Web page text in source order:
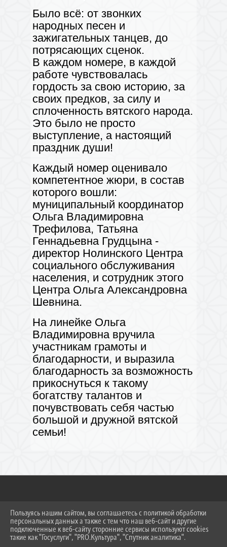
Было всё: от звонких
народных песен и
зажигательных танцев, до
потрясающих сценок.
В каждом номере, в каждой
работе чувствовалась
гордость за свою историю, за
своих предков, за силу и
сплоченность вятского народа.
Это было не просто
выступление, а настоящий
праздник души!
Каждый номер оценивало
компетентное жюри, в состав
которого вошли:
муниципальный координатор
Ольга Владимировна
Трефилова, Татьяна
Геннадьевна Грудцына -
директор Нолинского Центра
социального обслуживания
населения, и сотрудник этого
Центра Ольга Александровна
Шевнина.
На линейке Ольга
Владимировна вручила
участникам грамоты и
благодарности, и выразила
благодарность за возможность
прикоснуться к такому
богатству талантов и
почувствовать себя частью
большой и дружной вятской
семьи!
2026 Г. NPT-NOLINSK.RU
ВХОД
КАРТА САЙТА
ПОЛИТИКА ОБРАБОТКИ ПЕРСОНАЛЬНЫХ
Пользуясь нашим сайтом, вы соглашаетесь с политикой обработки
персональных данных а также с тем что наш веб-сайт и другие
подключенные к веб-сайту сторонние сервисы используют cookies
такие как "Госуслуги", "PRO.Культура", "Спутник аналитика".